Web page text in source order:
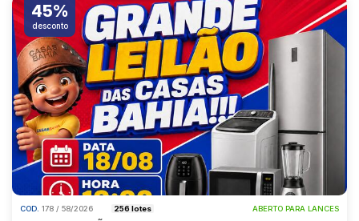
45%
desconto
COD. 178 / 58/2026 256 lotes ABERTO PARA LANCES